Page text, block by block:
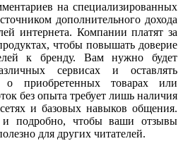
на специализированных
дополнительного дохода
интернета. Компании платят за
чтобы повышать доверие
к бренду. Вам нужно будет
сервисах и оставлять
о приобретенных товарах или
без опыта требует лишь наличия
и базовых навыков общения.
и подробно, чтобы ваши отзывы
для других читателей.